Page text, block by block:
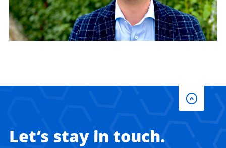
Let’s stay in touch.